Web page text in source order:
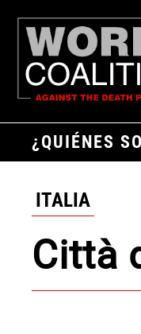
¿QUIÉNES
ITALIA
Città